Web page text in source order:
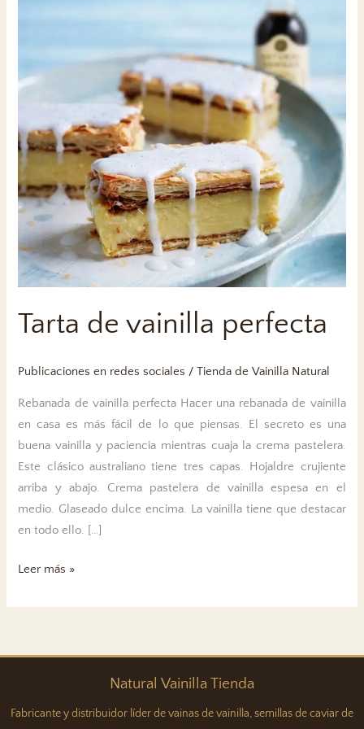
Tarta de vainilla perfecta
Publicaciones en redes sociales /Tienda de Vainilla Natural
Rebanada de vainilla perfecta Hacer una rebanada de vainilla
en casa es más fácil de lo que piensas. El secreto es una
buena vainilla y paciencia mientras cuaja la crema pastelera.
Este clásico australiano tiene tres capas. Hojaldre crujiente
arriba y abajo. Crema pastelera de vainilla espesa en el
medio. Glaseado dulce encima. La vainilla tiene que destacar
en todo ello. […]
Tarta
vainilla
Leer más »
Natural Vainilla Tienda
Fabricante y distribuidor líder de vainas de vainilla, semillas de caviar de